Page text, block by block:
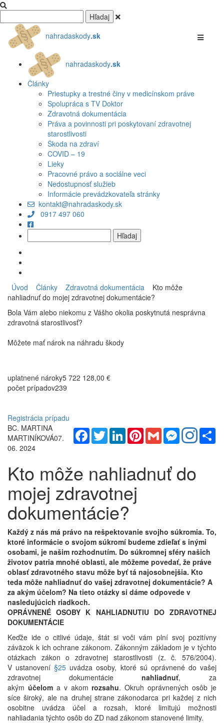
nahradaskody.sk
nahradaskody.sk
Články
Priestupky a trestné činy v medicínskom práve
Spolupráca s TV Doktor
Zdravotná dokumentácia
Práva a povinnosti pri poskytovaní zdravotnej
starostlivosti
Škoda na zdraví
COVID – 19
Lieky
Pracovné právo a sociálne veci
Nedostupnosť služieb
Informácie prevádzkovateľa stránky
kontakt@nahradaskody.sk
0917 497 060
Úvod Články Zdravotná dokumentácia
Kto môže
nahliadnuť do mojej zdravotnej dokumentácie?
Bola Vám alebo niekomu z Vášho okolia poskytnutá nesprávna
zdravotná starostlivosť?
Môžete mať nárok na náhradu škody
uplatnené nároky5 722 128,00 €
počet prípadov239
Registrácia prípadu
Facebook
TwitterLinkedInPinterestGmail Messenger
BC. MARTINA
MARTINÍKOVÁ07.
06. 2024
Kto môže nahliadnuť do
mojej zdravotnej
dokumentácie?
Každý z nás má právo na rešpektovanie svojho súkromia. To,
ktoré informácie o svojom súkromí budeme zdieľať s inými
osobami, je našim rozhodnutím. Do súkromnej sféry našich
životov patria mnohé oblasti, ale môžeme povedať, že práve
oblasť zdravotného stavu môže byť tá najosobnejšia. Kto
teda môže nahliadnuť do vašej zdravotnej dokumentácie? A
za akým účelom? Na tieto otázky si dáme odpovede v
nasledujúcich riadkoch.
OPRÁVNENÉ OSOBY K NAHLIADNUTIU DO ZDRAVOTNEJ
DOKUMENTÁCIE
Keďže ide o citlivé údaje, štát si voči vám plní svoj pozitívny
záväzok k ich ochrane zákonom. Zákonným základom je v týchto
otázkach zákon o zdravotnej starostlivosti (z. č. 576/2004).
V ustanovení§25 uvádza osoby, ktoré sú oprávnené do vašej
zdravotnej dokumentácienahliadnuť, za
akým účelom a v akom rozsahu. Okruh oprávnených osôb je
síce široký, ale na druhej strane zákonodarca pri každej z nich
osobitne uvádza účel a rozsah, ktoré limitujú možnosti
nahliadania týchto osôb do ZD nad zákonom stanovené limity.